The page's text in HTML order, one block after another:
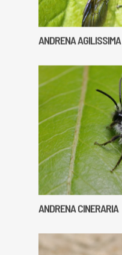
ANDRENA AGILISSIMA
ANDRENA CINERARIA